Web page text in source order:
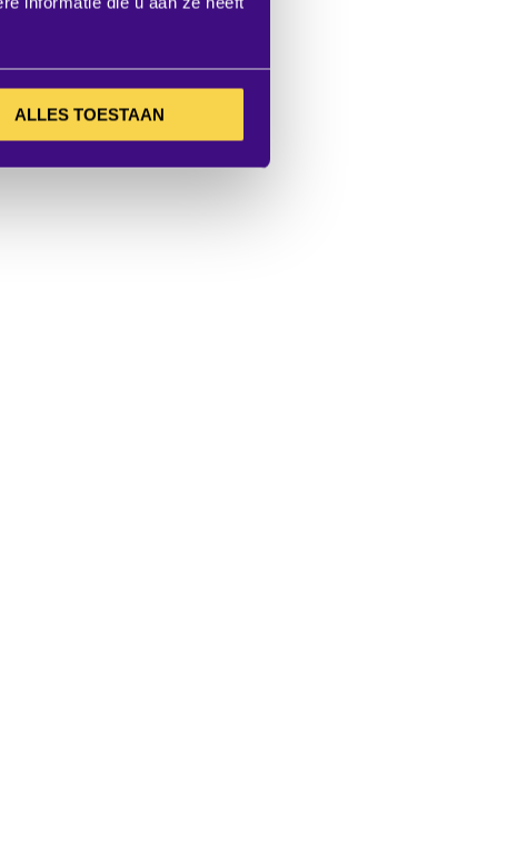
ALLES TOESTAAN